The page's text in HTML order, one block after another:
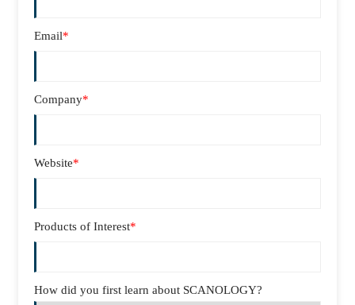
Email*
Company*
Website*
Products of Interest*
How did you first learn about SCANOLOGY?